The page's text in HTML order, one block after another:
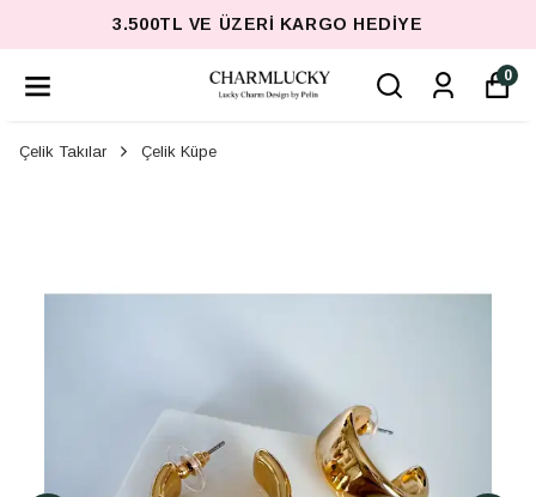
3.500TL VE ÜZERI KARGO HEDIYE
0
Çelik Takılar Çelik Küpe